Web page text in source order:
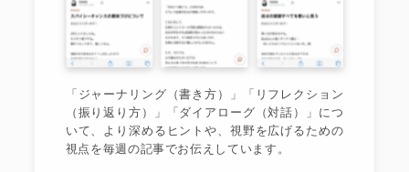
「ジャーナリング（書き方）」「リフレクション
（振り返り方）」「ダイアローグ（対話）」につ
いて、より深めるヒントや、視野を広げるための
視点を毎週の記事でお伝えしています。